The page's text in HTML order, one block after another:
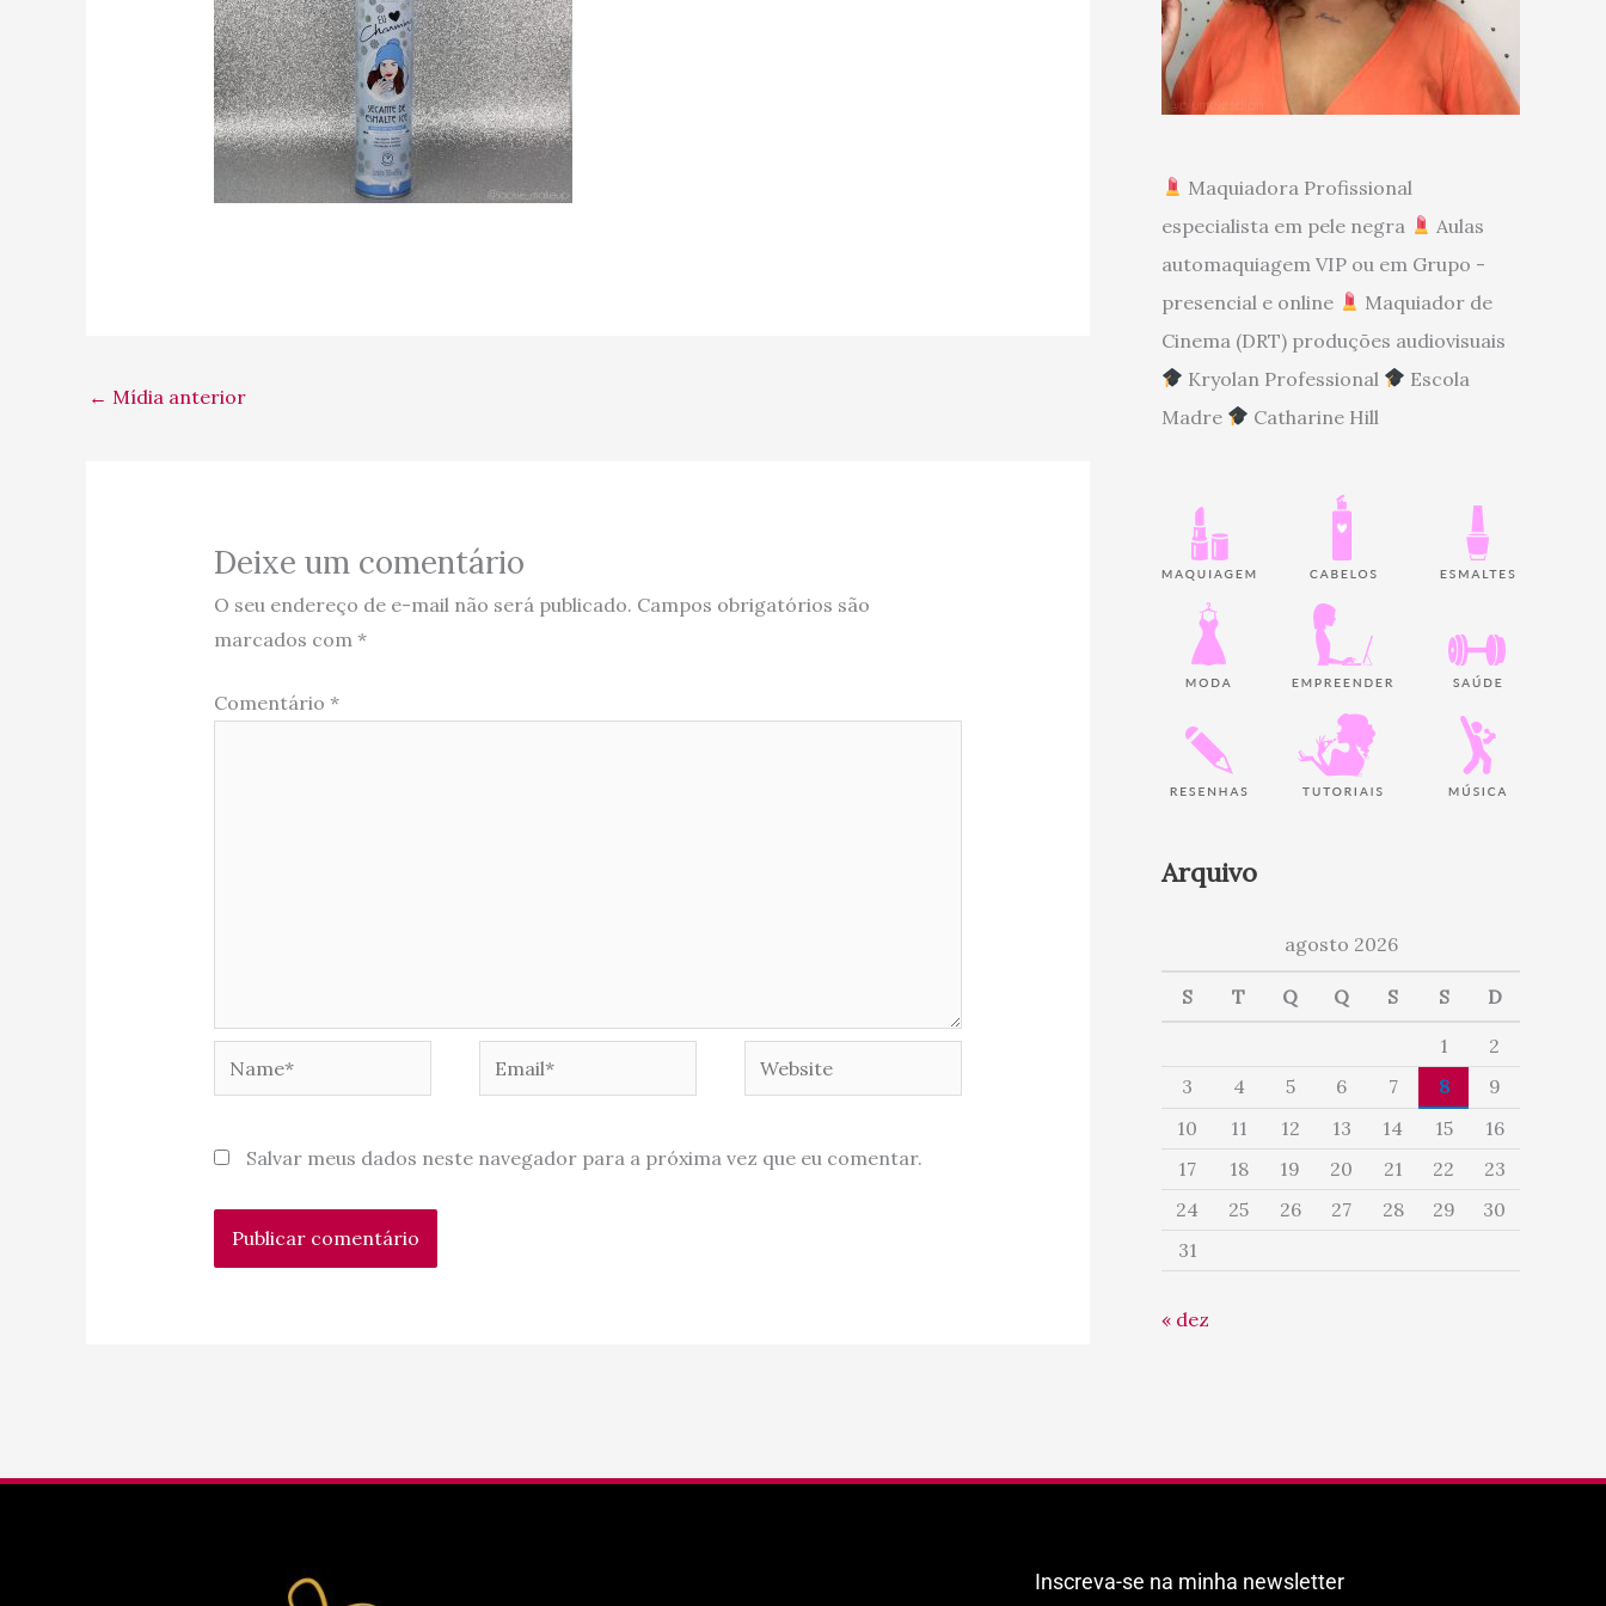
← Mídia anterior
Deixe um comentário
O seu endereço de e-mail não será publicado. Campos obrigatórios são
marcados com *
Comentário *
Website
Salvar meus dados neste navegador para a próxima vez que eu comentar.
Maquiadora Profissional
especialista em pele negra
Aulas
automaquiagem VIP ou em Grupo -
presencial e online
Maquiador de
Cinema (DRT) produções audiovisuais
Kryolan Professional
Escola
Madre
Catharine Hill
Arquivo
agosto 2026
S T Q Q S S D
1
2
3
4 5 6 7 8
9
10
11 12 13 14 15
16
17
18 19 20 21 22
23
24
25 26 27 28 29
30
31
« dez
Inscreva-se na minha newsletter